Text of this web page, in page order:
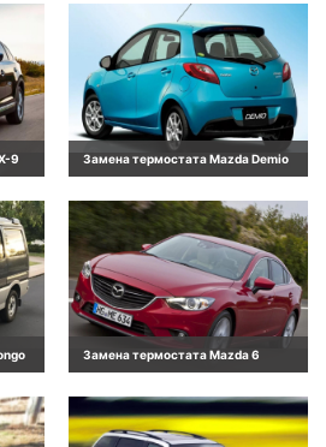
9 Замена термостата Mazda Demio
Замена термостата Mazda 6